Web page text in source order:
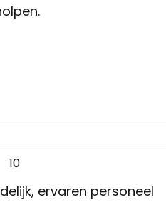
10
ervaren personeel